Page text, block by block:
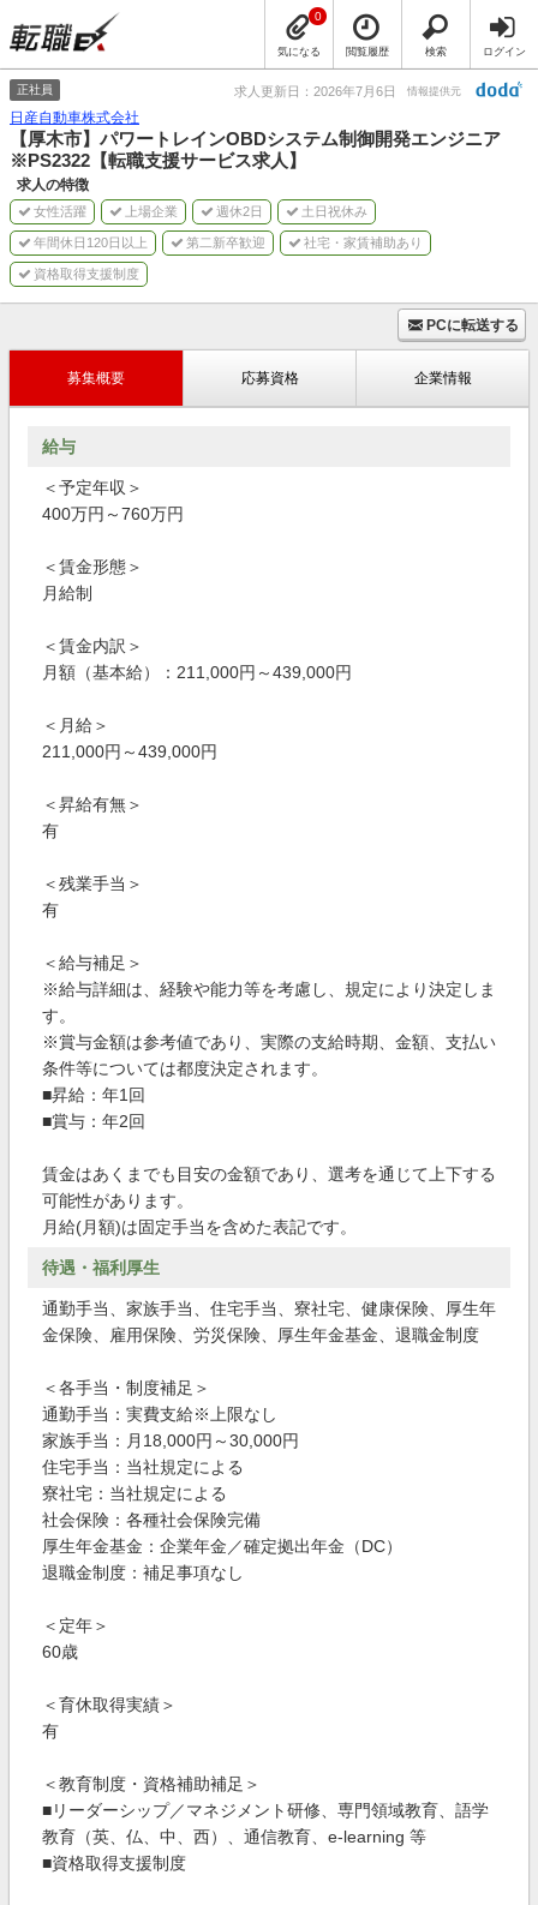
気になる
0
閲覧履歴 検索 ログイン
正社員 求人更新日：2026年7月6日 情報提供元
日産自動車株式会社
【厚木市】パワートレインOBDシステム制御開発エンジニア
※PS2322【転職支援サービス求人】
求人の特徴
女性活躍 上場企業 週休2日 土日祝休み
年間休日120日以上 第二新卒歓迎 社宅・家賃補助あり
資格取得支援制度
PCに転送する
募集概要 応募資格 企業情報
給与
＜予定年収＞
400万円～760万円
＜賃金形態＞
月給制
＜賃金内訳＞
月額（基本給）：211,000円～439,000円
＜月給＞
211,000円～439,000円
＜昇給有無＞
有
＜残業手当＞
有
＜給与補足＞
※給与詳細は、経験や能力等を考慮し、規定により決定しま
す。
※賞与金額は参考値であり、実際の支給時期、金額、支払い
条件等については都度決定されます。
■昇給：年1回
■賞与：年2回
賃金はあくまでも目安の金額であり、選考を通じて上下する
可能性があります。
月給(月額)は固定手当を含めた表記です。
待遇・福利厚生
通勤手当、家族手当、住宅手当、寮社宅、健康保険、厚生年
金保険、雇用保険、労災保険、厚生年金基金、退職金制度
＜各手当・制度補足＞
通勤手当：実費支給※上限なし
家族手当：月18,000円～30,000円
住宅手当：当社規定による
寮社宅：当社規定による
社会保険：各種社会保険完備
厚生年金基金：企業年金／確定拠出年金（DC）
退職金制度：補足事項なし
＜定年＞
60歳
＜育休取得実績＞
有
＜教育制度・資格補助補足＞
■リーダーシップ／マネジメント研修、専門領域教育、語学
教育（英、仏、中、西）、通信教育、e-learning 等
■資格取得支援制度